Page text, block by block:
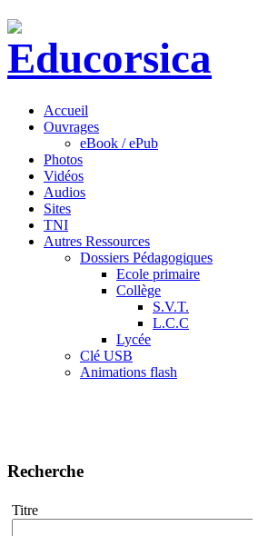
Accueil
Ouvrages
eBook / ePub
Photos
Vidéos
Audios
Sites
TNI
Autres Ressources
Dossiers Pédagogiques
Ecole primaire
Collège
S.V.T.
L.C.C
Lycée
Clé USB
Animations flash
Recherche
Titre